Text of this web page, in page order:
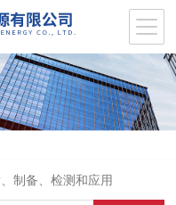
制备、检测和应用